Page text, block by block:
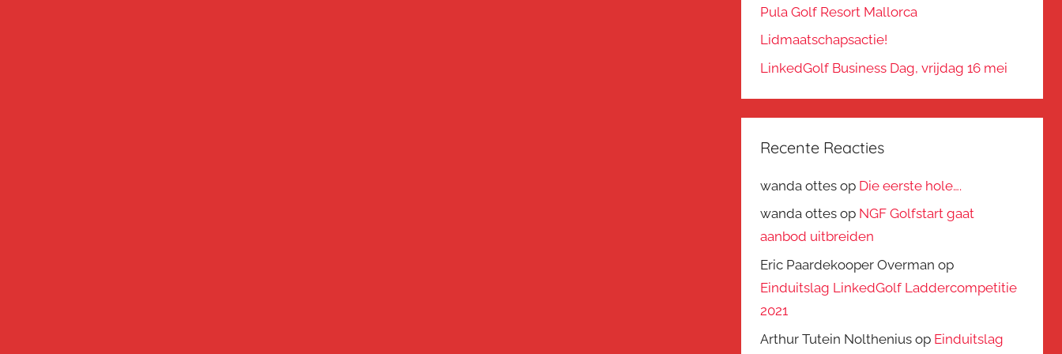
Pula Golf Resort Mallorca
Lidmaatschapsactie!
LinkedGolf Business Dag, vrijdag 16 mei
Recente Reacties
wanda ottes op Die eerste hole….
wanda ottes op NGF Golfstart gaat
aanbod uitbreiden
Eric Paardekooper Overman op
Einduitslag LinkedGolf Laddercompetitie
2021
Arthur Tutein Nolthenius op Einduitslag